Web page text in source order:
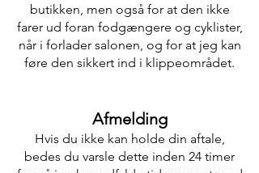
butikken, men også for at den ikke
farer ud foran fodgængere og cyklister,
når i forlader salonen, og for at jeg kan
føre den sikkert ind i klippeområdet.
Afmelding
Hvis du ikke kan holde din aftale,
bedes du varsle dette inden 24 timer